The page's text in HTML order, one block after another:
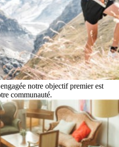
notre objectif premier est
communauté.